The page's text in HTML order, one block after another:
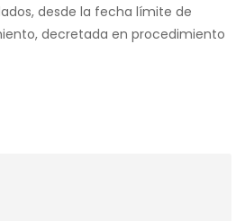
desde la fecha límite de
decretada en procedimiento